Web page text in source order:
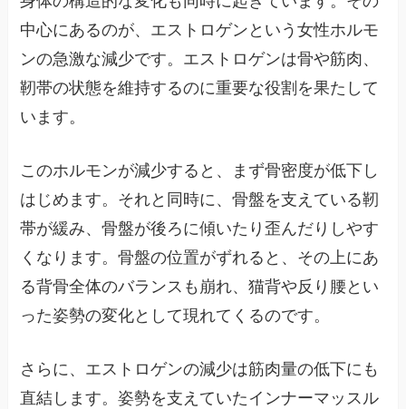
中心にあるのが、エストロゲンという女性ホルモ
ンの急激な減少です。エストロゲンは骨や筋肉、
靭帯の状態を維持するのに重要な役割を果たして
います。
このホルモンが減少すると、まず骨密度が低下し
はじめます。それと同時に、骨盤を支えている靭
帯が緩み、骨盤が後ろに傾いたり歪んだりしやす
くなります。骨盤の位置がずれると、その上にあ
る背骨全体のバランスも崩れ、猫背や反り腰とい
った姿勢の変化として現れてくるのです。
さらに、エストロゲンの減少は筋肉量の低下にも
直結します。姿勢を支えていたインナーマッスル